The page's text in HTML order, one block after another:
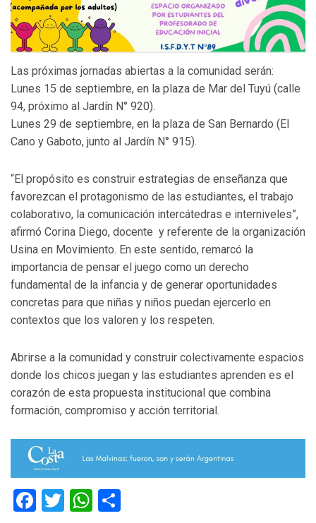
Las próximas jornadas abiertas a la comunidad serán:
Lunes 15 de septiembre, en la plaza de Mar del Tuyú (calle
94, próximo al Jardín N° 920).
Lunes 29 de septiembre, en la plaza de San Bernardo (El
Cano y Gaboto, junto al Jardín N° 915).
“El propósito es construir estrategias de enseñanza que
favorezcan el protagonismo de las estudiantes, el trabajo
colaborativo, la comunicación intercátedras e interniveles”,
afirmó Corina Diego, docente y referente de la organización
Usina en Movimiento. En este sentido, remarcó la
importancia de pensar el juego como un derecho
fundamental de la infancia y de generar oportunidades
concretas para que niñas y niños puedan ejercerlo en
contextos que los valoren y los respeten.
Abrirse a la comunidad y construir colectivamente espacios
donde los chicos juegan y las estudiantes aprenden es el
corazón de esta propuesta institucional que combina
formación, compromiso y acción territorial.
Facebook
TwitterWhatsApp